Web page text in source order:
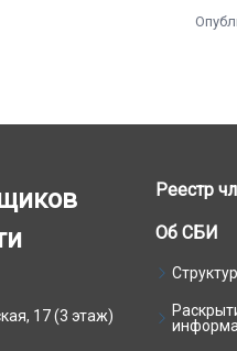
17 (3 этаж)
Реестр
Об СБИ